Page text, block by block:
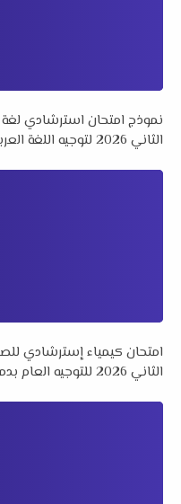
نموذج امتحان استرشادي لغة
الثاني 2026 لتوجيه اللغة العربية بدمياط
امتحان كيمياء إسترشادي
الثاني 2026 للتوجيه العام بدمياط